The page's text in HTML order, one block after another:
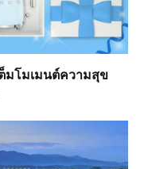
มโมเมนต์ความสุข